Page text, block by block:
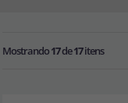
Mostrando17de17itens